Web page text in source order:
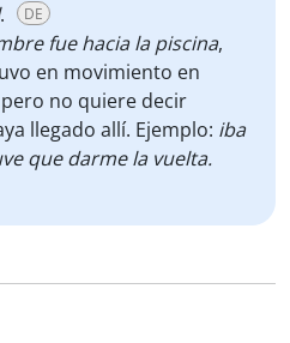
. DE
fue hacia la piscina,
en movimiento en
no quiere decir
llegado allí. Ejemplo: iba
que darme la vuelta.